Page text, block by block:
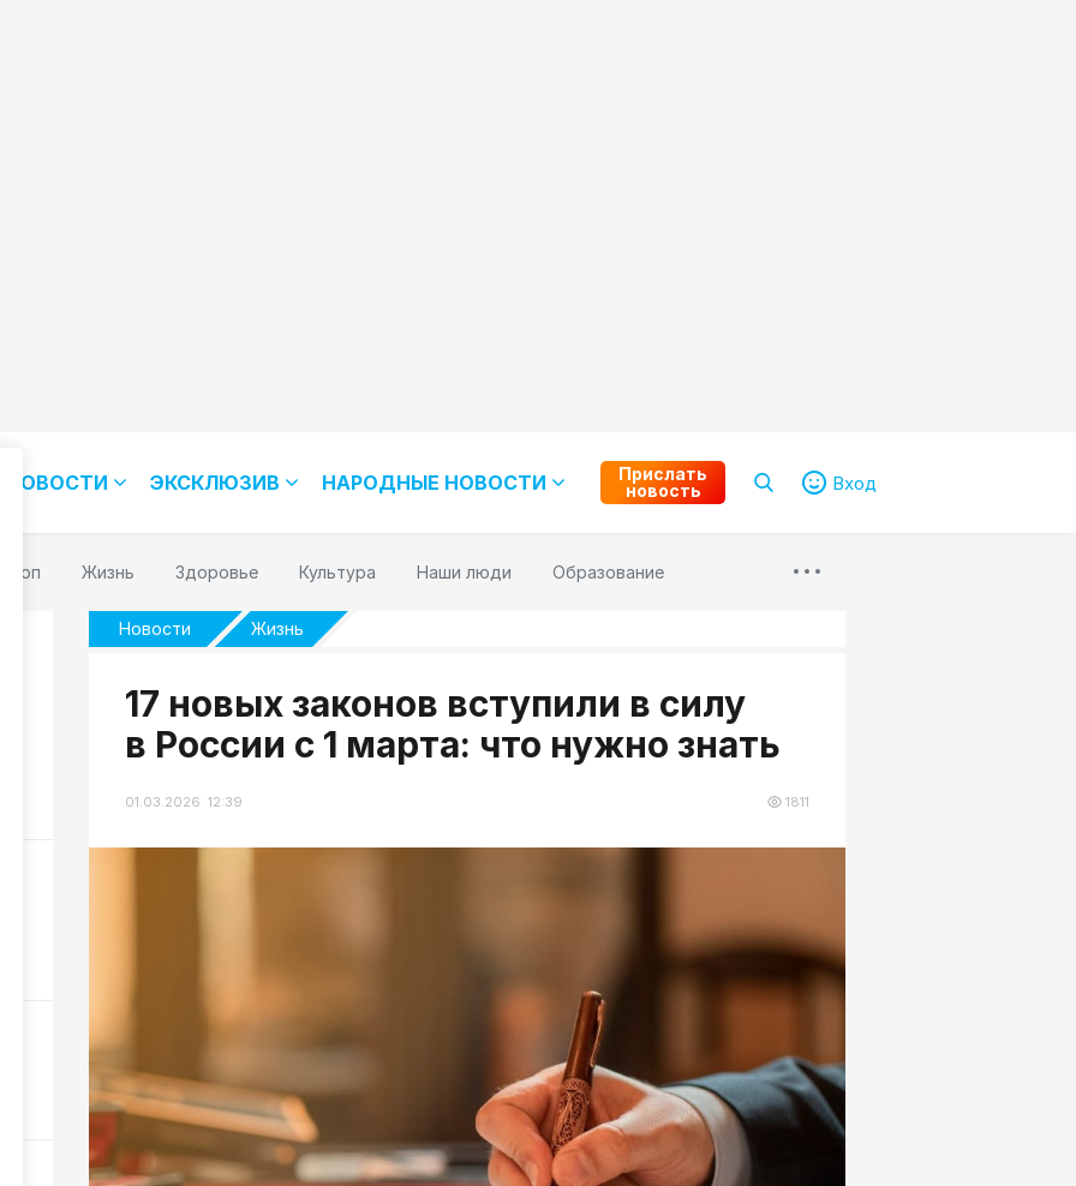
НОВОСТИ ЭКСКЛЮЗИВ НАРОДНЫЕ НОВОСТИ
Прислать
новость
Вход
Жизнь Здоровье Культура Наши люди Образование
Новости Жизнь
17 новых законов вступили в силу
в России с 1 марта: что нужно знать
01.03.2026 12:39 1811